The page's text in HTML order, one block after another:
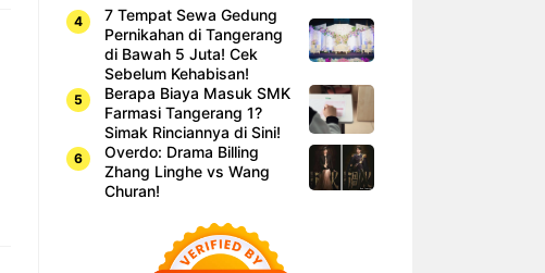
7 Tempat Sewa Gedung
Pernikahan di Tangerang
di Bawah 5 Juta! Cek
Sebelum Kehabisan!
Berapa Biaya Masuk SMK
Farmasi Tangerang 1?
Simak Rinciannya di Sini!
Overdo: Drama Billing
Zhang Linghe vs Wang
Churan!